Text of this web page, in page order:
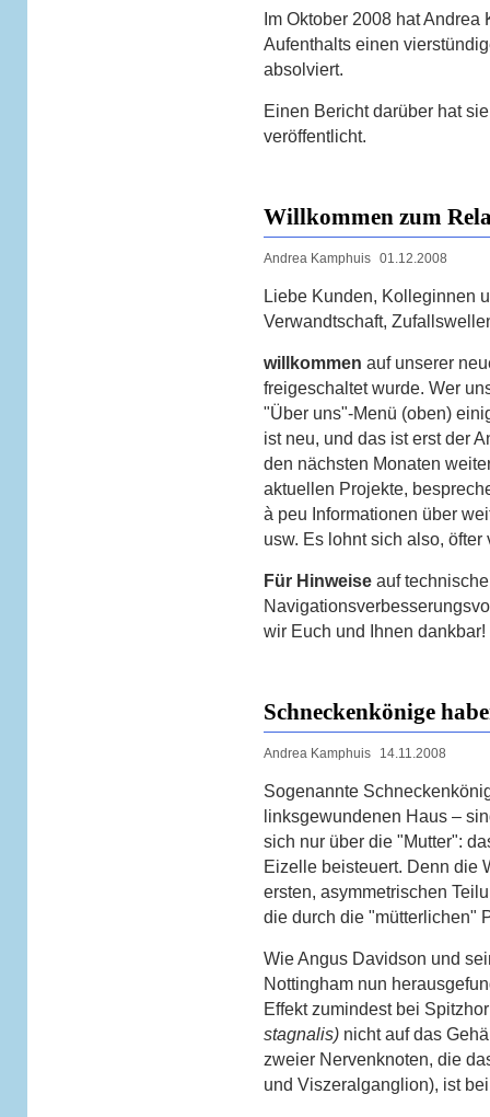
Im Oktober 2008 hat
Aufenthalts einen
absolviert.
Einen Bericht darüber hat
veröffentlicht.
Willkommen zum
Andrea Kamphuis 01.12.2008
Liebe Kunden, Kolleginnen
Verwandtschaft,
willkommen auf unserer
freigeschaltet wurde. Wer
"Über uns"-Menü (oben)
ist neu, und das ist erst der
den nächsten Monaten
aktuellen Projekte,
à peu Informationen über
usw. Es lohnt sich also, öfter
Für Hinweiseauf
wir Euch und Ihnen dankbar!
Schneckenkönige
Andrea Kamphuis 14.11.2008
Sogenannte
linksgewundenen Haus –
sich nur über die "Mutter":
Eizelle beisteuert. Denn die
ersten, asymmetrischen
die durch die "mütterlichen"
Wie Angus Davidson und
Nottingham nun
Effekt zumindest bei
stagnalis) nicht auf das
zweier Nervenknoten, die
und Viszeralganglion), ist